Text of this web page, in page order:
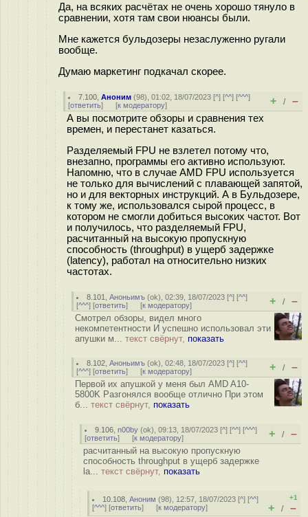
Да, на всяких расчётах не очень хорошо тянуло в
сравнении, хотя там свои нюансы были.
Мне кажется бульдозеры незаслуженно ругали
вообще.
Думаю маркетинг подкачал скорее.
7.100 ,Аноним (98), 01:02, 18/07/2023 [^] [^^] [^^^]
[ответить] [к модератору] + / –
А вы посмотрите обзоры и сравнения тех
времен, и перестанет казаться.
Разделяемый FPU не взлетел потому что,
внезапно, программы его активно используют.
Напомню, что в случае AMD FPU используется
не только для вычислений с плавающей запятой,
но и для векторных инструкций. А в Бульдозере,
к тому же, использовался сырой процесс, в
котором не смогли добиться высоких частот. Вот
и получилось, что разделяемый FPU,
расчитанный на высокую пропускную
способность (throughput) в ущерб задержке
(latency), работал на относительно низких
частотах.
8.101 ,Аноньимъ (ok), 02:39, 18/07/2023 [^] [^^]
[^^^] [ответить] [к модератору] + / –
Смотрел обзоры, видел много
некомпетентности И успешно использовал эти
апушки м... текст свёрнут, показать
8.102 ,Аноньимъ (ok), 02:48, 18/07/2023 [^] [^^]
[^^^] [ответить] [к модератору] + / –
Первой их апушкой у меня был AMD A10-
5800K Разгонялся вообще отлично При этом
б... текст свёрнут, показать
9.106 ,n00by (ok), 09:13, 18/07/2023 [^] [^^] [^^^]
[ответить] [к модератору] + / –
расчитанный на высокую пропускную
способность throughput в ущерб задержке
la... текст свёрнут, показать
10.108 ,Аноним (98), 12:57, 18/07/2023 [^] [^^]
[^^^] [ответить] [к модератору]
+1
+ / –